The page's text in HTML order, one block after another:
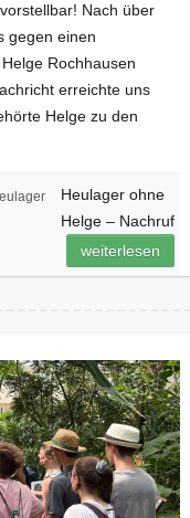
Nach über
gegen einen
Rochhausen
erreichte uns
Helge zu den
Heulager ohne
Helge – Nachruf
weiterlesen